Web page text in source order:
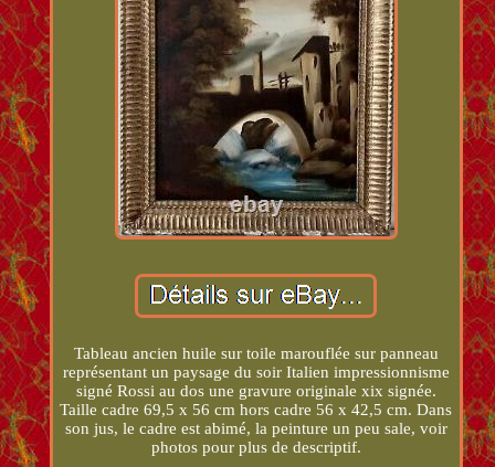
Tableau ancien huile sur toile marouflée sur panneau
représentant un paysage du soir Italien impressionnisme
signé Rossi au dos une gravure originale xix signée.
Taille cadre 69,5 x 56 cm hors cadre 56 x 42,5 cm. Dans
son jus, le cadre est abimé, la peinture un peu sale, voir
photos pour plus de descriptif.